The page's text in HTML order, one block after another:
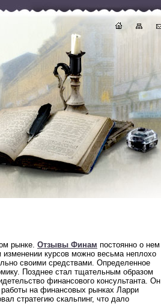
рынке. Отзывы Финам постоянно о нем
изменении курсов можно весьма неплохо
своими средствами. Определенное
Позднее стал тщательным образом
финансового консультанта. Он
на финансовых рынках Ларри
стратегию скальпинг, что дало